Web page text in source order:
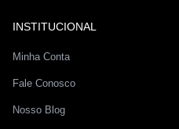
INSTITUCIONAL
Minha Conta
Fale Conosco
Nosso Blog